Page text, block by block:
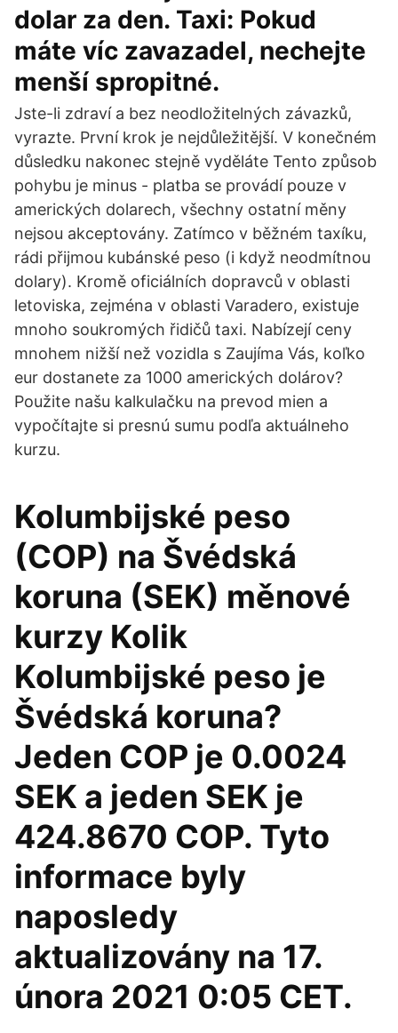
dolar za den. Taxi: Pokud
máte víc zavazadel, nechejte
menší spropitné.
Jste-li zdraví a bez neodložitelných závazků,
vyrazte. První krok je nejdůležitější. V konečném
důsledku nakonec stejně vyděláte Tento způsob
pohybu je minus - platba se provádí pouze v
amerických dolarech, všechny ostatní měny
nejsou akceptovány. Zatímco v běžném taxíku,
rádi přijmou kubánské peso (i když neodmítnou
dolary). Kromě oficiálních dopravců v oblasti
letoviska, zejména v oblasti Varadero, existuje
mnoho soukromých řidičů taxi. Nabízejí ceny
mnohem nižší než vozidla s Zaujíma Vás, koľko
eur dostanete za 1000 amerických dolárov?
Použite našu kalkulačku na prevod mien a
vypočítajte si presnú sumu podľa aktuálneho
kurzu.
Kolumbijské peso
(COP) na Švédská
koruna (SEK) měnové
kurzy Kolik
Kolumbijské peso je
Švédská koruna?
Jeden COP je 0.0024
SEK a jeden SEK je
424.8670 COP. Tyto
informace byly
naposledy
aktualizovány na 17.
února 2021 0:05 CET.